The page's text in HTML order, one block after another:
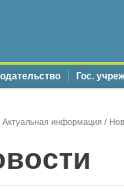
Гос.
Актуальная информация /